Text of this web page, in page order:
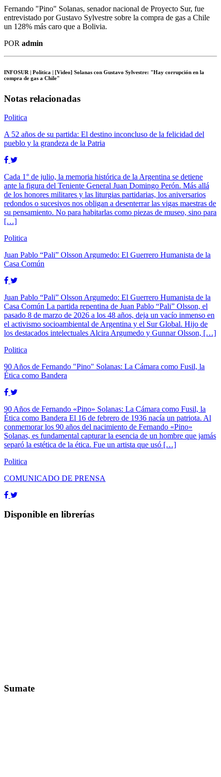
Fernando "Pino" Solanas, senador nacional de Proyecto Sur, fue
entrevistado por Gustavo Sylvestre sobre la compra de gas a Chile
un 128% más caro que a Bolivia.
POR admin
INFOSUR | Politica | [Video] Solanas con Gustavo Sylvestre: "Hay corrupción en la
compra de gas a Chile"
Notas relacionadas
Politica
A 52 años de su partida: El destino inconcluso de la felicidad del
pueblo y la grandeza de la Patria
Cada 1° de julio, la memoria histórica de la Argentina se detiene
ante la figura del Teniente General Juan Domingo Perón. Más allá
de los honores militares y las liturgias partidarias, los aniversarios
redondos o sucesivos nos obligan a desenterrar las vigas maestras de
su pensamiento. No para habitarlas como piezas de museo, sino para
[…]
Politica
Juan Pablo “Pali” Olsson Argumedo: El Guerrero Humanista de la
Casa Común
Juan Pablo “Pali” Olsson Argumedo: El Guerrero Humanista de la
Casa Común La partida repentina de Juan Pablo “Pali” Olsson, el
pasado 8 de marzo de 2026 a los 48 años, deja un vacío inmenso en
el activismo socioambiental de Argentina y el Sur Global. Hijo de
los destacados intelectuales Alcira Argumedo y Gunnar Olsson, […]
Politica
90 Años de Fernando "Pino" Solanas: La Cámara como Fusil, la
Ética como Bandera
90 Años de Fernando «Pino» Solanas: La Cámara como Fusil, la
Ética como Bandera El 16 de febrero de 1936 nacía un patriota. Al
conmemorar los 90 años del nacimiento de Fernando «Pino»
Solanas, es fundamental capturar la esencia de un hombre que jamás
separó la estética de la ética. Fue un artista que usó […]
Politica
COMUNICADO DE PRENSA
Disponible en librerías
Sumate